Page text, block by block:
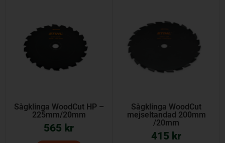
Sågklinga WoodCut HP –
225mm/20mm
565 kr
Sågklinga WoodCut
mejseltandad 200mm
/20mm
415 kr